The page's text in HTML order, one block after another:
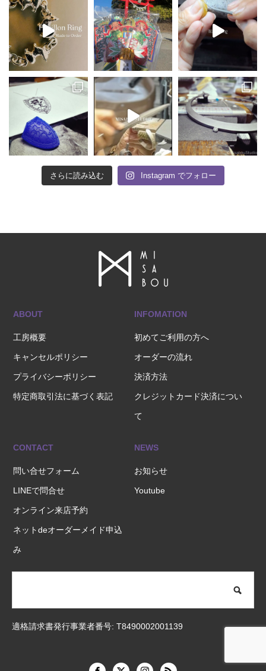
さらに読み込む Instagram でフォロー
ABOUT
工房概要
キャンセルポリシー
プライバシーポリシー
特定商取引法に基づく表記
INFOMATION
初めてご利用の方へ
オーダーの流れ
決済方法
クレジットカード決済につい
て
CONTACT
問い合せフォーム
LINEで問合せ
オンライン来店予約
ネットdeオーダーメイド申込
み
NEWS
お知らせ
Youtube
適格請求書発行事業者番号: T8490002001139